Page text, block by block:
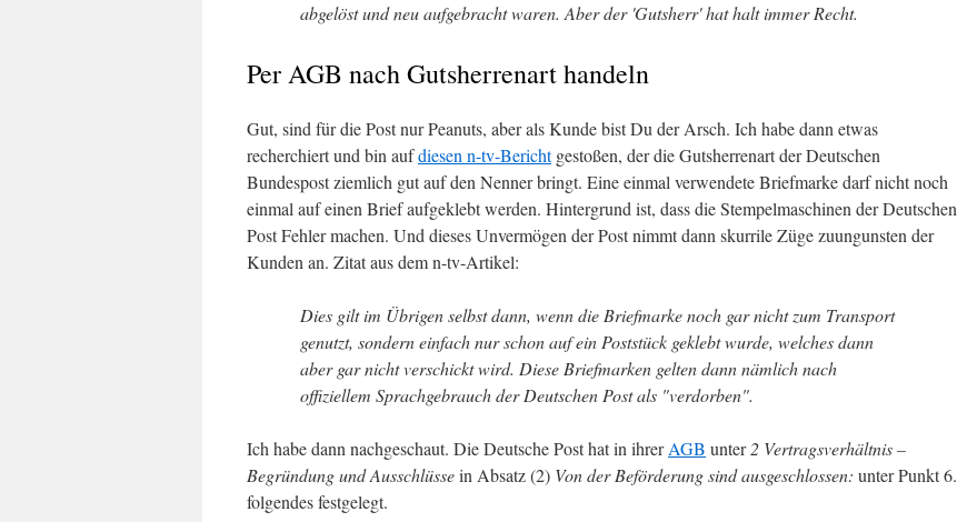
abgelöst und neu aufgebracht waren. Aber der 'Gutsherr' hat halt immer Recht.
Per AGB nach Gutsherrenart handeln
Gut, sind für die Post nur Peanuts, aber als Kunde bist Du der Arsch. Ich habe dann etwas
recherchiert und bin aufdiesen n-tv-Berichtgestoßen, der die Gutsherrenart der Deutschen
Bundespost ziemlich gut auf den Nenner bringt. Eine einmal verwendete Briefmarke darf nicht noch
einmal auf einen Brief aufgeklebt werden. Hintergrund ist, dass die Stempelmaschinen der Deutschen
Post Fehler machen. Und dieses Unvermögen der Post nimmt dann skurrile Züge zuungunsten der
Kunden an. Zitat aus dem n-tv-Artikel:
Dies gilt im Übrigen selbst dann, wenn die Briefmarke noch gar nicht zum Transport
genutzt, sondern einfach nur schon auf ein Poststück geklebt wurde, welches dann
aber gar nicht verschickt wird. Diese Briefmarken gelten dann nämlich nach
offiziellem Sprachgebrauch der Deutschen Post als "verdorben".
Ich habe dann nachgeschaut. Die Deutsche Post hat in ihrerAGB unter2 Vertragsverhältnis –
Begründung und Ausschlüssein Absatz (2) Von der Beförderung sind ausgeschlossen: unter Punkt 6.
folgendes festgelegt.